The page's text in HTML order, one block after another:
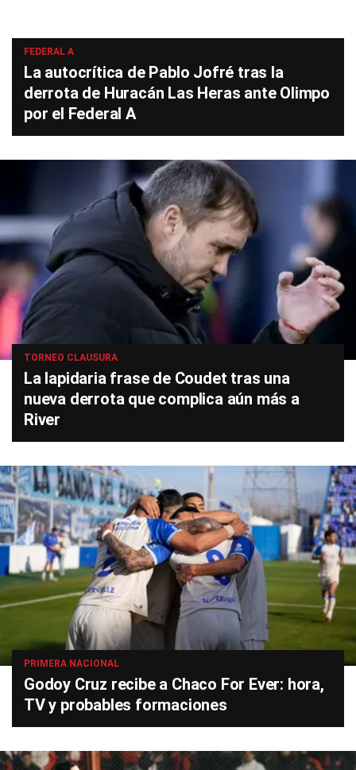
FEDERAL A
La autocrítica de Pablo Jofré tras la
derrota de Huracán Las Heras ante Olimpo
por el Federal A
TORNEO CLAUSURA
La lapidaria frase de Coudet tras una
nueva derrota que complica aún más a
River
PRIMERA NACIONAL
Godoy Cruz recibe a Chaco For Ever: hora,
TV y probables formaciones